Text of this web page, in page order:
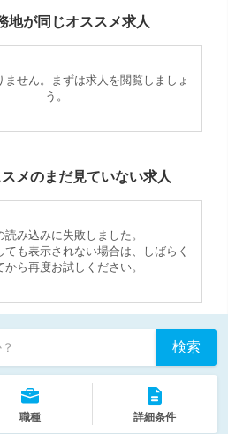
地が同じオススメ求人
ません。まずは求人を閲覧しましょ
う。
メのまだ見ていない求人
読み込みに失敗しました。
ても表示されない場合は、しばらく
から再度お試しください。
検索
職種 詳細条件